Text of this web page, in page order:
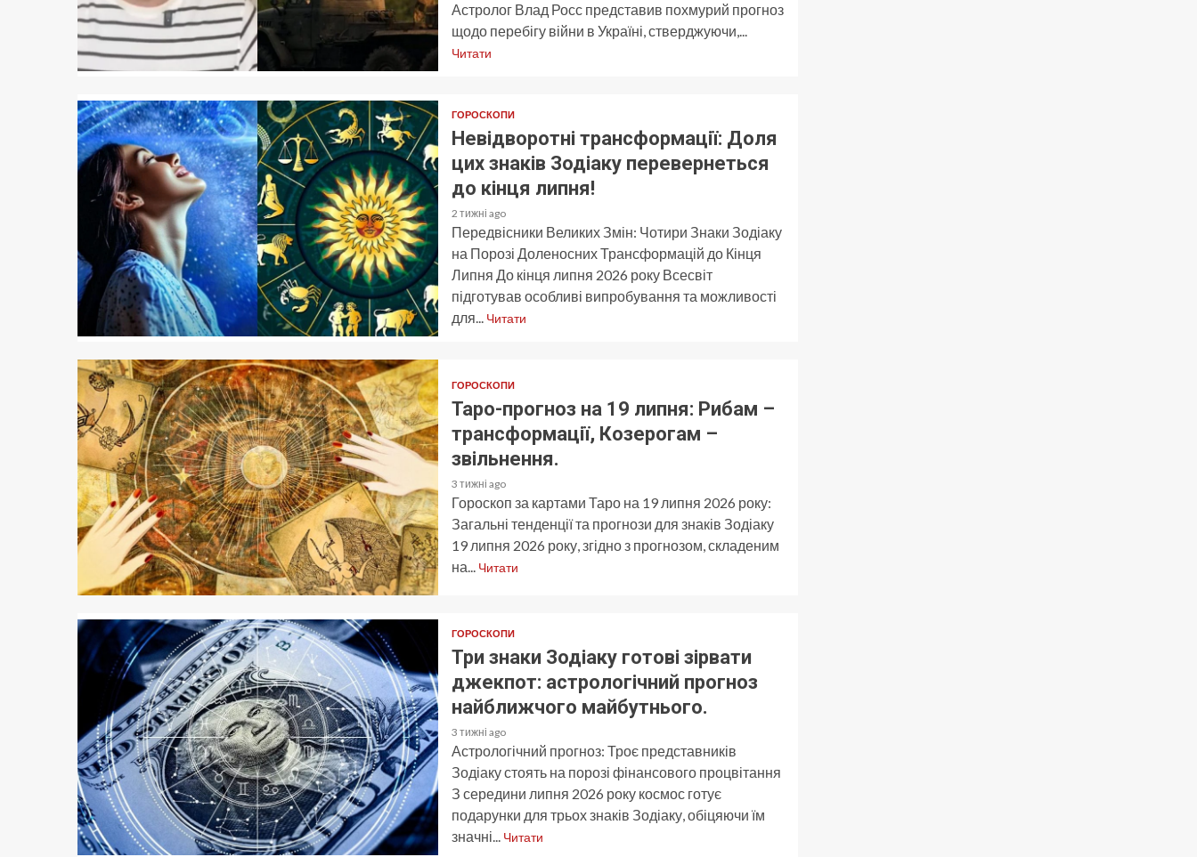
Астролог Влад Росс представив похмурий прогноз
щодо перебігу війни в Україні, стверджуючи,...
Читати
ГОРОСКОПИ
Невідворотні трансформації: Доля
цих знаків Зодіаку перевернеться
до кінця липня!
2 тижні ago
Передвісники Великих Змін: Чотири Знаки Зодіаку
на Порозі Доленосних Трансформацій до Кінця
Липня До кінця липня 2026 року Всесвіт
підготував особливі випробування та можливості
для... Читати
ГОРОСКОПИ
Таро-прогноз на 19 липня: Рибам –
трансформації, Козерогам –
звільнення.
3 тижні ago
Гороскоп за картами Таро на 19 липня 2026 року:
Загальні тенденції та прогнози для знаків Зодіаку
19 липня 2026 року, згідно з прогнозом, складеним
на...
Читати
ГОРОСКОПИ
Три знаки Зодіаку готові зірвати
джекпот: астрологічний прогноз
найближчого майбутнього.
3 тижні ago
Астрологічний прогноз: Троє представників
Зодіаку стоять на порозі фінансового процвітання
З середини липня 2026 року космос готує
подарунки для трьох знаків Зодіаку, обіцяючи їм
значні... Читати